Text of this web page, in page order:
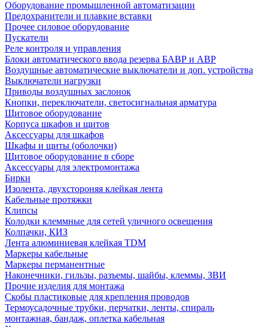
Оборудование промышленной автоматизации
Предохранители и плавкие вставки
Прочее силовое оборудование
Пускатели
Реле контроля и управления
Блоки автоматического ввода резерва БАВР и АВР
Воздушные автоматические выключатели и доп. устройства
Выключатели нагрузки
Приводы воздушных заслонок
Кнопки, переключатели, светосигнальная арматура
Щитовое оборудование
Корпуса шкафов и щитов
Аксессуары для шкафов
Шкафы и щиты (оболочки)
Щитовое оборудование в сборе
Аксессуары для электромонтажа
Бирки
Изолента, двухстороняя клейкая лента
Кабельные протяжки
Клипсы
Колодки клеммные для сетей уличного освещения
Колпачки, КИЗ
Лента алюминиевая клейкая TDM
Маркеры кабельные
Маркеры перманентные
Наконечники, гильзы, разъемы, шайбы, клеммы, ЗВИ
Прочие изделия для монтажа
Скобы пластиковые для крепления проводов
Термоусадочные трубки, перчатки, ленты, спираль
монтажная, бандаж, оплетка кабельная